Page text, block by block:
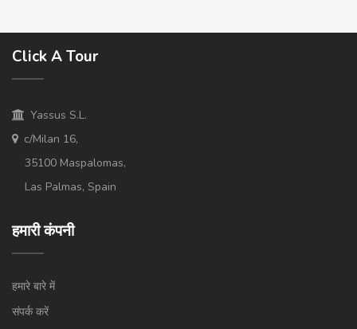
Click A Tour
Yassus S.L.
c/Milan 16,
35100 Maspalomas,
Las Palmas, Spain
हमारी कंपनी
हमारे बारे में
संपर्क करें